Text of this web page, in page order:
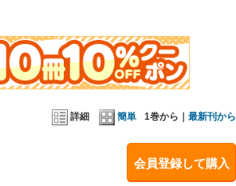
詳細 簡単 1巻から｜ 最新刊から
会員登録して購入